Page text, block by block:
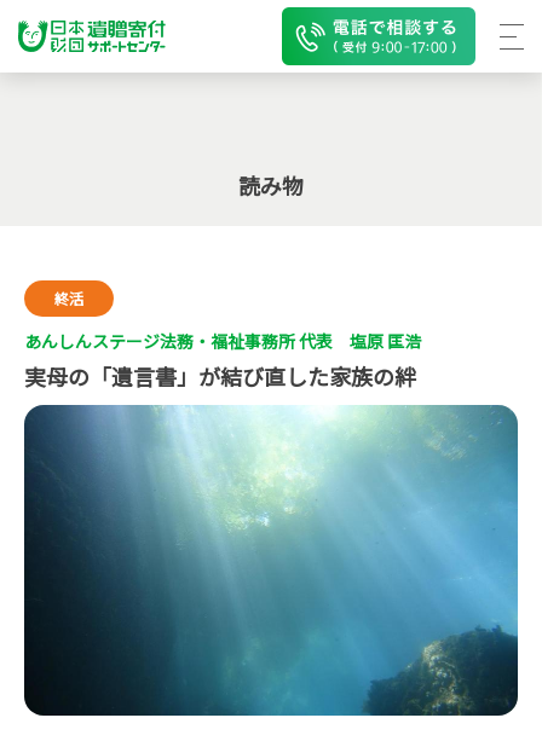
読み物
終活
あんしんステージ法務・福祉事務所 代表 塩原 匡浩
実母の「遺言書」が結び直した家族の絆